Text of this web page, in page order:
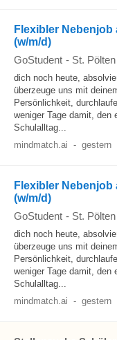
Flexibler Nebenjob
(w/m/d)
GoStudent - St. Pölten
dich noch heute,
überzeuge uns mit
Persönlichkeit,
weniger Tage damit, den
Schulalltag...
mindmatch.ai - gestern
Flexibler
(w/m/d)
GoStudent - St. Pölten
dich noch heute,
überzeuge uns mit
Persönlichkeit,
weniger Tage damit, den
Schulalltag...
mindmatch.ai - gestern